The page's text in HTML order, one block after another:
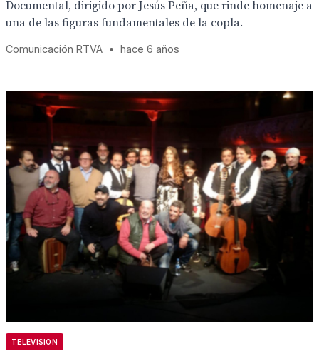
Documental, dirigido por Jesús Peña, que rinde homenaje a
una de las figuras fundamentales de la copla.
Comunicación RTVA • hace 6 años
TELEVISION